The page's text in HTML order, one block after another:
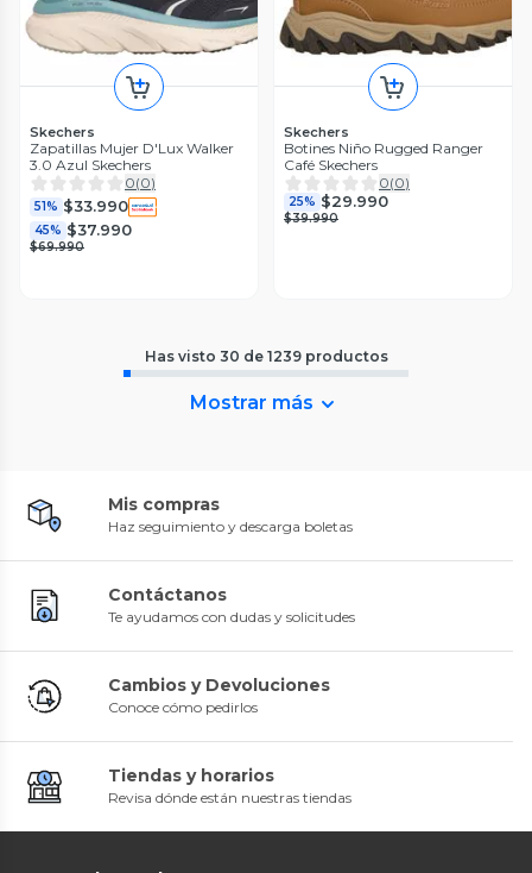
Skechers
Zapatillas Mujer D'Lux Walker
3.0 Azul Skechers
0(0)
51% $33.990
45% $37.990
$69.990
Skechers
Botines Niño Rugged Ranger
Café Skechers
0(0)
25% $29.990
$39.990
Has visto 30 de 1239 productos
Mostrar más
Mis compras
Haz seguimiento y descarga boletas
Contáctanos
Te ayudamos con dudas y solicitudes
Cambios y Devoluciones
Conoce cómo pedirlos
Tiendas y horarios
Revisa dónde están nuestras tiendas